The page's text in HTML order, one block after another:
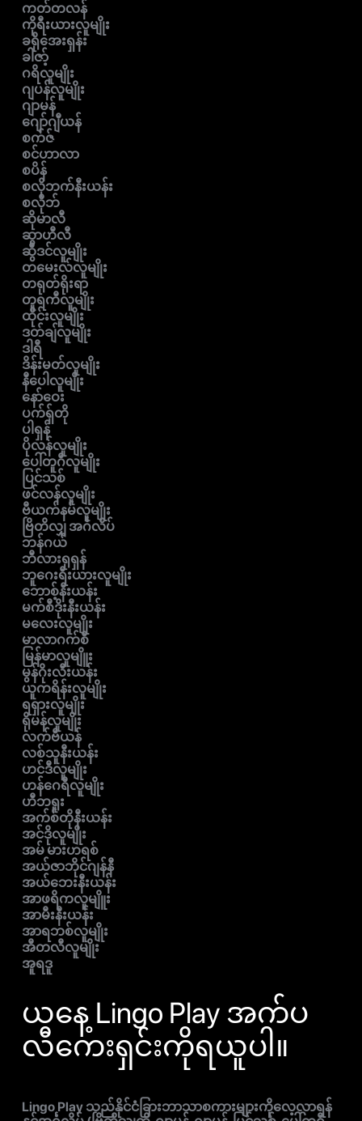
ကတ်တလန်
ကိုရီးယားလူမျိုး
ခရိုအေးရှန်း
ခါဇာ့်
ဂရိလူမျိုး
ဂျပန်လူမျိုး
ဂျာမန်
ဂျော်ဂျီယန်
စက်ဇ်
စင်ဟာလာ
စပိန်
စလိုဘက်နီးယန်း
စလိုဘ်
ဆိုမာလီ
ဆွာဟီလီ
ဆွီဒင်လူမျိုး
တမေးလ်လူမျိုး
တရုတ်ရိုးရာ
တူရကီလူမျိုး
ထိုင်းလူမျိုး
ဒတ်ချ်လူမျိုး
ဒါရီ
ဒိန်းမတ်လူမျိုး
နီပေါလူမျိုး
နော်ဝေး
ပက်ရှ်တို
ပါရှန်
ပိုလန်လူမျိုး
ပေါ်တူဂီလူမျိုး
ပြင်သစ်
ဖင်လန်လူမျိုး
ဗီယက်နမ်လူမျိုး
ဗြိတိလျှ အင်္ဂလိပ်
ဘန်ဂယ်
ဘီလားရုရှန်
ဘူဂေးရီးယားလူမျိုး
ဘောစ့်နီးယန်း
မက်စီဒိုးနီးယန်း
မလေးလူမျိုး
မာလာဂက်စီ
မြန်မာလူမျိူး
မွန်ဂိုးလီးယန်း
ယူကရိန်းလူမျိုး
ရရှားလူမျိုး
ရိုမန်လူမျိုး
လက်ဗီယန်
လစ်သူနီးယန်း
ဟင်ဒီလူမျိုး
ဟန်ဂေရီလူမျိုး
ဟီဘရူး
အက်စ်တိုနီးယန်း
အင်ဒိုလူမျိုး
အမ် မားဟရစ်
အယ်ဇာဘိုင်ဂျန်နီ
အယ်ဘေးနီးယန်း
အာဖရိကလူမျိူး
အာမီးနီးယန်း
အာရဘစ်လူမျိုး
အီတလီလူမျိုး
အူရဒူ
ယနေ့ Lingo Play အက်ပ
လီကေးရှင်းကိုရယူပါ။
Lingo Play သည်နိုင်ငံခြားဘာသာစကားများကိုလေ့လာရန်